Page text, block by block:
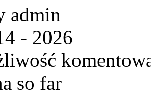
admin
- 2026
so far